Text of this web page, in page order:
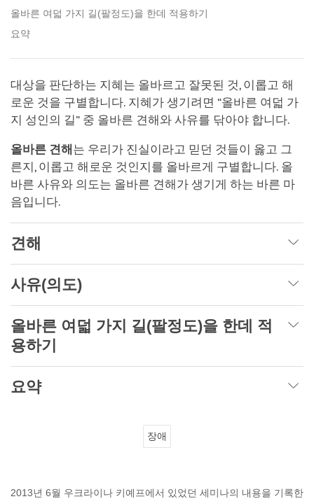
올바른 여덟 가지 길(팔정도)을 한데 적용하기
요약
대상을 판단하는 지혜는 올바르고 잘못된 것, 이롭고 해
로운 것을 구별합니다. 지혜가 생기려면 “올바른 여덟 가
지 성인의 길” 중 올바른 견해와 사유를 닦아야 합니다.
올바른 견해 는 우리가 진실이라고 믿던 것들이 옳고 그
른지, 이롭고 해로운 것인지를 올바르게 구별합니다. 올
바른 사유와 의도는 올바른 견해가 생기게 하는 바른 마
음입니다.
견해
사유(의도)
올바른 여덟 가지 길(팔정도)을 한데 적
용하기
요약
장애
2013년 6월 우크라이나 키예프에서 있었던 세미나의 내용을 기록한